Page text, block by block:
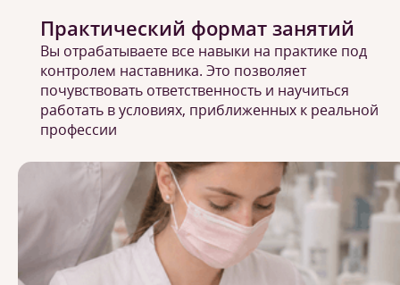
Практический формат занятий
Вы отрабатываете все навыки на практике под
контролем наставника. Это позволяет
почувствовать ответственность и научиться
работать в условиях, приближенных к реальной
профессии